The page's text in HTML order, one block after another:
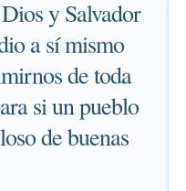
y Salvador
a sí mismo
de toda
si un pueblo
de buenas